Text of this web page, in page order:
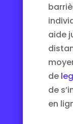
aide
de
de
en